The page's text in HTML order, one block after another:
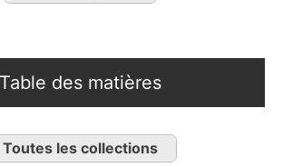
Table des matières
Toutes les collections